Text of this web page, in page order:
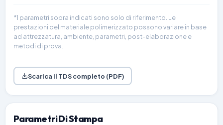
*I parametri sopra indicati sono solo di riferimento. Le
prestazioni del materiale polimerizzato possono variare in base
ad attrezzatura, ambiente, parametri, post-elaborazione e
metodi di prova.
Scarica il TDS completo (PDF)
Parametri Di Stampa